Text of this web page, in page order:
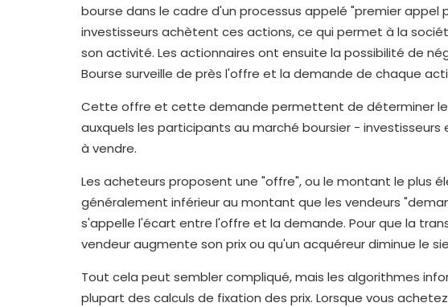
bourse dans le cadre d'un processus appelé "premier appel
investisseurs achètent ces actions, ce qui permet à la
son activité. Les actionnaires ont ensuite la possibilité de
Bourse surveille de près l'offre et la demande de chaque
Cette offre et cette demande permettent de déterminer le
auxquels les participants au marché boursier -
à vendre.
Les acheteurs proposent une "offre", ou le montant le plus
généralement inférieur au montant que les vendeurs
s'appelle l'écart entre l'offre et la demande. Pour que la
vendeur augmente son prix ou qu'un acquéreur diminue le
Tout cela peut sembler compliqué, mais les algorithmes
plupart des calculs de fixation des prix. Lorsque vous